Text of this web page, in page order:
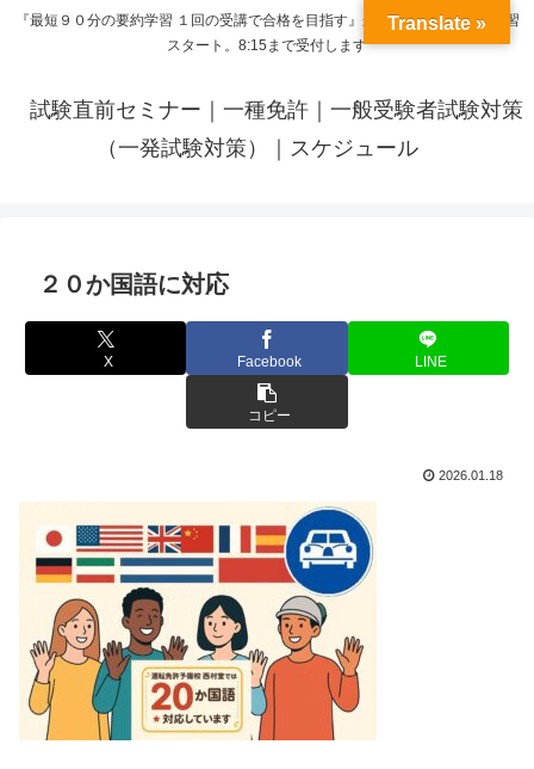
『最短９０分の要約学習 １回の受講で合格を目指す』来呼応した時間から学習
スタート。8:15まで受付します
試験直前セミナー｜一種免許｜一般受験者試験対策
（一発試験対策）｜スケジュール
２０か国語に対応
X Facebook LINE
コピー
2026.01.18
Translate »